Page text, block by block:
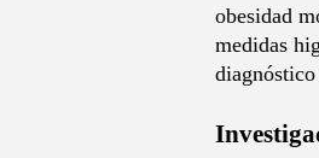
obesidad
medidas